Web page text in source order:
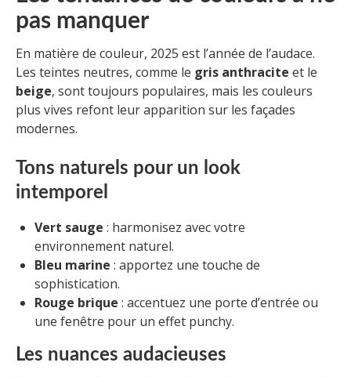
pas manquer
En matière de couleur, 2025 est l’année de l’audace.
Les teintes neutres, comme le gris anthracite et le
beige, sont toujours populaires, mais les couleurs
plus vives refont leur apparition sur les façades
modernes.
Tons naturels pour un look
intemporel
Vert sauge : harmonisez avec votre
environnement naturel.
Bleu marine : apportez une touche de
sophistication.
Rouge brique : accentuez une porte d’entrée ou
une fenêtre pour un effet punchy.
Les nuances audacieuses